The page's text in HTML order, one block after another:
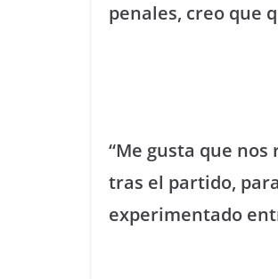
penales, creo que
“Me gusta que nos
tras el partido,
experimentado